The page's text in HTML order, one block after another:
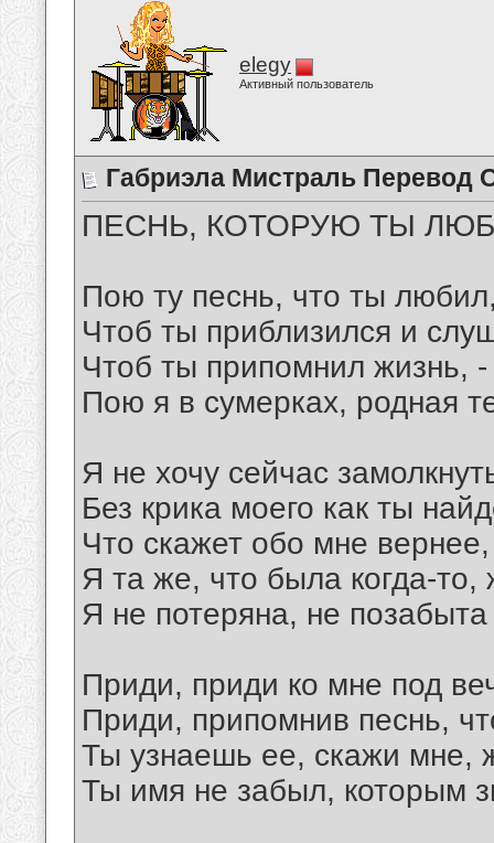
elegy
Активный пользователь
Габриэла Мистраль Перевод
ПЕСНЬ, КОТОРУЮ ТЫ
Пою ту песнь, что ты
Чтоб ты приблизился и
Чтоб ты припомнил жизнь,
Пою я в сумерках, родная
Я не хочу сейчас
Без крика моего как ты
Что скажет обо мне
Я та же, что была когда-то,
Я не потеряна, не позабыта
Приди, приди ко мне под
Приди, припомнив песнь,
Ты узнаешь ее, скажи мне,
Ты имя не забыл, которым